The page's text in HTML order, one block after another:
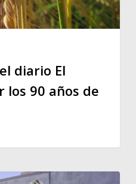
diario El
los 90 años de